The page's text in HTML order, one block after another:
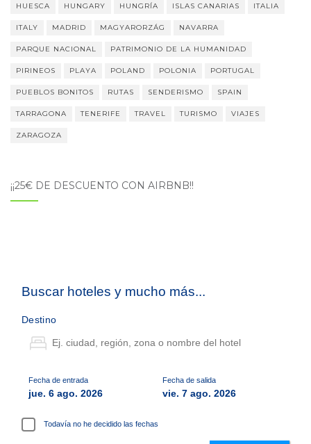
HUESCA HUNGARY HUNGRÍA ISLAS CANARIAS ITALIA
ITALY MADRID MAGYARORZÁG NAVARRA
PARQUE NACIONAL PATRIMONIO DE LA HUMANIDAD
PIRINEOS PLAYA POLAND POLONIA PORTUGAL
PUEBLOS BONITOS RUTAS SENDERISMO SPAIN
TARRAGONA TENERIFE TRAVEL TURISMO VIAJES
ZARAGOZA
¡¡25€ DE DESCUENTO CON AIRBNB!!
Buscar hoteles y mucho más...
Destino
Fecha de entrada
jue. 6 ago. 2026
Fecha de salida
vie. 7 ago. 2026
Todavía no he decidido las fechas